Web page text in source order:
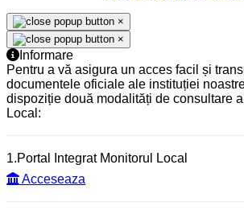
×
×
Informare
Pentru a vă asigura un acces facil și
documentele oficiale ale instituției
dispoziție două modalități de consultare
Local:
1.Portal Integrat Monitorul Local
Acceseaza